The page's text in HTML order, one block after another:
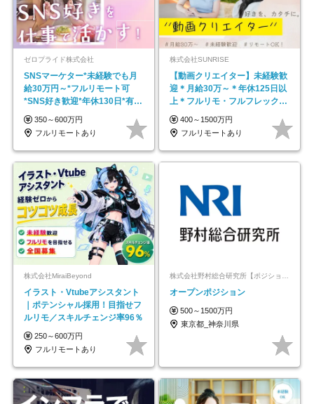
ゼロプライド株式会社
SNSマーケター*未経験でも月
給30万円～*フルリモート可
*SNS好き歓迎*年休130日*有休
取得率100%
350～600万円
フルリモートあり
株式会社SUNRISE
【動画クリエイター】未経験歓
迎＊月給30万～＊年休125日以
上＊フルリモ・フルフレックス
◆10名の採用が決定◆
400～1500万円
フルリモートあり
株式会社MiraiBeyond
イラスト・Vtubeアシスタント
｜ポテンシャル採用！目指せフ
ルリモ／スキルチェンジ率96％
250～600万円
フルリモートあり
株式会社野村総合研究所【ポジションマッチ登録】
オープンポジション
500～1500万円
東京都_神奈川県